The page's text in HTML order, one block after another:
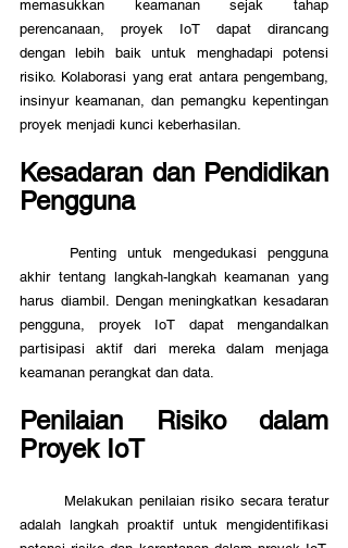
memasukkan keamanan sejak tahap
perencanaan, proyek IoT dapat dirancang
dengan lebih baik untuk menghadapi potensi
risiko. Kolaborasi yang erat antara pengembang,
insinyur keamanan, dan pemangku kepentingan
proyek menjadi kunci keberhasilan.
Kesadaran dan Pendidikan
Pengguna
akhir tentang langkah-langkah keamanan yang
harus diambil. Dengan meningkatkan kesadaran
pengguna, proyek IoT dapat mengandalkan
partisipasi aktif dari mereka dalam menjaga
keamanan perangkat dan data.
Penilaian Risiko dalam
Proyek IoT
adalah langkah proaktif untuk mengidentifikasi